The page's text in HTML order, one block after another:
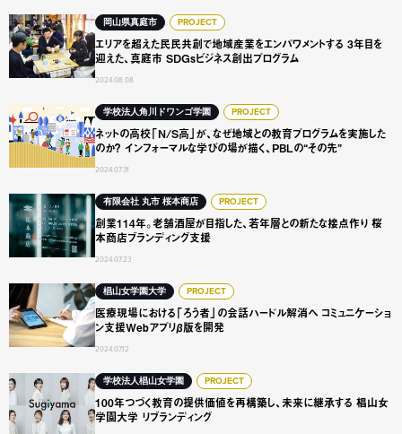
岡山県真庭市 PROJECT
エリアを超えた民民共創で地域産業をエンパワメントする 3年目を
迎えた、真庭市 SDGsビジネス創出プログラム
2024.08.08
エリアを超えた民民共創で地域産業をエンパワメントする
学校法人角川ドワンゴ学園 PROJECT
ネットの高校「N/S高」が、なぜ地域との教育プログラムを実施した
のか？ インフォーマルな学びの場が描く、PBLの“その先”
2024.07.31
ネットの高校「N/S高」が、なぜ地域との教育プログラム
有限会社 丸市 桜本商店 PROJECT
創業114年。老舗酒屋が目指した、若年層との新たな接点作り 桜
本商店ブランディング支援
2024.07.23
創業114年。老舗酒屋が目指した、若年層との新たな接点作
椙山女学園大学 PROJECT
医療現場における「ろう者」の会話ハードル解消へ コミュニケーショ
ン支援Webアプリβ版を開発
2024.07.12
医療現場における「ろう者」の会話ハードル解消へ コミュ
学校法人椙山女学園 PROJECT
100年つづく教育の提供価値を再構築し、未来に継承する 椙山女
学園大学 リブランディング
100年つづく教育の提供価値を再構築し、未来に継承する